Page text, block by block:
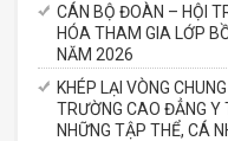
CÁN BỘ ĐOÀN – HỘI
HÓA THAM GIA LỚP
NĂM 2026
KHÉP LẠI VÒNG
TRƯỜNG CAO ĐẲNG Y
NHỮNG TẬP THỂ, CÁ